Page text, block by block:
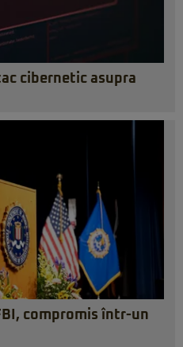
cibernetic asupra
compromis într-un